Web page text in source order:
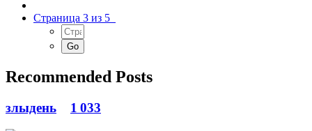
Страница 3 из 5
Recommended Posts
злыдень 1 033